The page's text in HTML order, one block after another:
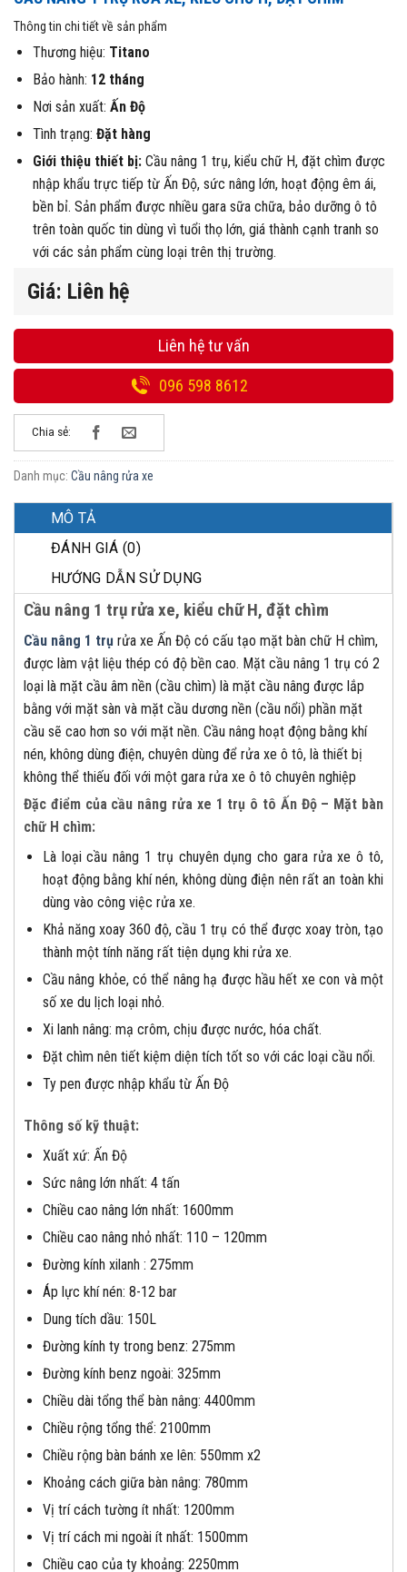
Thông tin chi tiết về sản phẩm
Thương hiệu: Titano
Bảo hành: 12 tháng
Nơi sản xuất: Ấn Độ
Tình trạng: Đặt hàng
Giới thiệu thiết bị:Cầu nâng 1 trụ, kiểu chữ H, đặt chìm được
nhập khẩu trực tiếp từ Ấn Độ, sức nâng lớn, hoạt động êm ái,
bền bỉ. Sản phẩm được nhiều gara sữa chữa, bảo dưỡng ô tô
trên toàn quốc tin dùng vì tuổi thọ lớn, giá thành cạnh tranh so
với các sản phẩm cùng loại trên thị trường.
Giá: Liên hệ
Liên hệ tư vấn
096 598 8612
Chia sẻ:
Danh mục: Cầu nâng rửa xe
MÔ TẢ
ĐÁNH GIÁ (0)
HƯỚNG DẪN SỬ DỤNG
Cầu nâng 1 trụ rửa xe, kiểu chữ H, đặt chìm
Cầu nâng 1 trụ rửa xe Ấn Độ có cấu tạo mặt bàn chữ H chìm,
được làm vật liệu thép có độ bền cao. Mặt cầu nâng 1 trụ có 2
loại là mặt cầu âm nền (cầu chìm) là mặt cầu nâng được lắp
bằng với mặt sàn và mặt cầu dương nền (cầu nổi) phần mặt
cầu sẽ cao hơn so với mặt nền. Cầu nâng hoạt động bằng khí
nén, không dùng điện, chuyên dùng để rửa xe ô tô, là thiết bị
không thể thiếu đối với một gara rửa xe ô tô chuyên nghiệp
Đặc điểm của cầu nâng rửa xe 1 trụ ô tô Ấn Độ – Mặt bàn
chữ H chìm:
Là loại cầu nâng 1 trụ chuyên dụng cho gara rửa xe ô tô,
hoạt động bằng khí nén, không dùng điện nên rất an toàn khi
dùng vào công việc rửa xe​.
Khả năng xoay 360 độ, cầu 1 trụ có thể được xoay tròn, tạo
thành một tính năng rất tiện dụng khi rửa xe.
Cầu nâng khỏe, có thể nâng hạ được hầu hết xe con và một
số xe du lịch loại nhỏ.
Xi lanh nâng: mạ crôm, chịu được nước, hóa chất.
Đặt chìm nên tiết kiệm diện tích tốt so với các loại cầu nổi.
Ty pen được nhập khẩu từ Ấn Độ
Thông số kỹ thuật:
Xuất xứ: Ấn Độ
Sức nâng lớn nhất: 4 tấn
Chiều cao nâng lớn nhất: 1600mm
Chiều cao nâng nhỏ nhất: 110 – 120mm
Đường kính xilanh : 275mm
Áp lực khí nén: 8-12 bar
Dung tích dầu: 150L
Đường kính ty trong benz: 275mm
Đường kính benz ngoài: 325mm
Chiều dài tổng thể bàn nâng: 4400mm
Chiều rộng tổng thể: 2100mm
Chiều rộng bàn bánh xe lên: 550mm x2
Khoảng cách giữa bàn nâng: 780mm
Vị trí cách tường ít nhất: 1200mm
Vị trí cách mi ngoài ít nhất: 1500mm
Chiều cao của ty khoảng: 2250mm